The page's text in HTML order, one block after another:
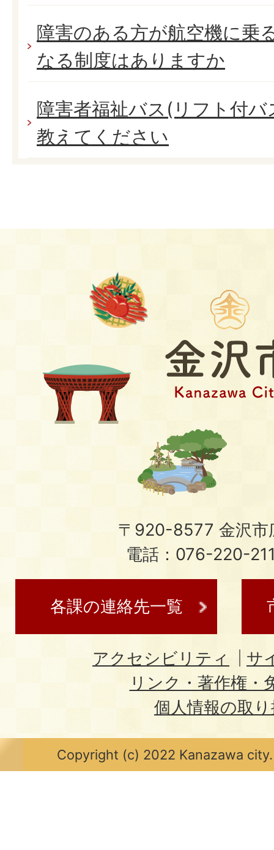
障害のある方が航空機に乗
なる制度はありますか
障害者福祉バス(リフト付
教えてください
〒920-8577 金沢市
電話：076-220-
各課の連絡先一覧
アクセシビリティ
サ
リンク・著作権・
個人情報の取
Copyright (c) 2022 Kanazawa